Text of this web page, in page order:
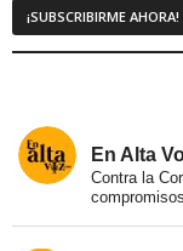
En Alta
Contra la